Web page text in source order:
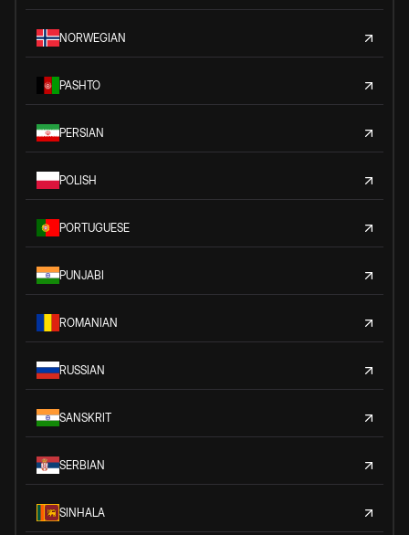
NORWEGIAN
PASHTO
PERSIAN
POLISH
PORTUGUESE
PUNJABI
ROMANIAN
RUSSIAN
SANSKRIT
SERBIAN
SINHALA